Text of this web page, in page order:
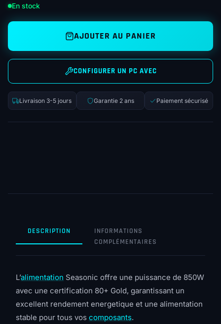
En stock
AJOUTER AU PANIER
CONFIGURER UN PC AVEC
Livraison 3-5 jours Garantie 2 ans Paiement sécurisé
DESCRIPTION
INFORMATIONS
COMPLÉMENTAIRES
L’alimentation Seasonic offre une puissance de 850W
avec une certification 80+ Gold, garantissant un
excellent rendement energetique et une alimentation
stable pour tous vos composants.